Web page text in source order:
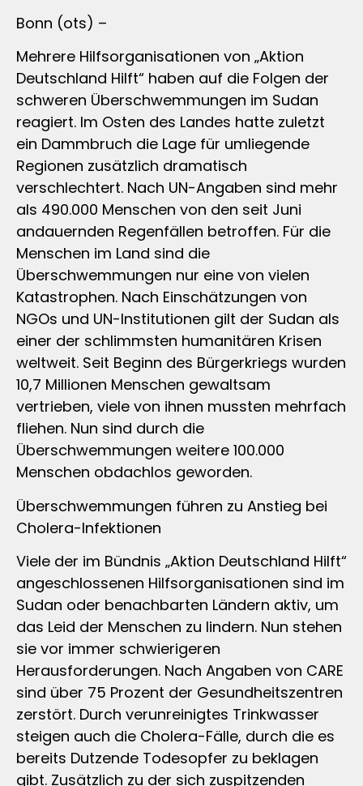
Bonn (ots) –
Mehrere Hilfsorganisationen von „Aktion
Deutschland Hilft“ haben auf die Folgen der
schweren Überschwemmungen im Sudan
reagiert. Im Osten des Landes hatte zuletzt
ein Dammbruch die Lage für umliegende
Regionen zusätzlich dramatisch
verschlechtert. Nach UN-Angaben sind mehr
als 490.000 Menschen von den seit Juni
andauernden Regenfällen betroffen. Für die
Menschen im Land sind die
Überschwemmungen nur eine von vielen
Katastrophen. Nach Einschätzungen von
NGOs und UN-Institutionen gilt der Sudan als
einer der schlimmsten humanitären Krisen
weltweit. Seit Beginn des Bürgerkriegs wurden
10,7 Millionen Menschen gewaltsam
vertrieben, viele von ihnen mussten mehrfach
fliehen. Nun sind durch die
Überschwemmungen weitere 100.000
Menschen obdachlos geworden.
Überschwemmungen führen zu Anstieg bei
Cholera-Infektionen
Viele der im Bündnis „Aktion Deutschland Hilft“
angeschlossenen Hilfsorganisationen sind im
Sudan oder benachbarten Ländern aktiv, um
das Leid der Menschen zu lindern. Nun stehen
sie vor immer schwierigeren
Herausforderungen. Nach Angaben von CARE
sind über 75 Prozent der Gesundheitszentren
zerstört. Durch verunreinigtes Trinkwasser
steigen auch die Cholera-Fälle, durch die es
bereits Dutzende Todesopfer zu beklagen
gibt. Zusätzlich zu der sich zuspitzenden